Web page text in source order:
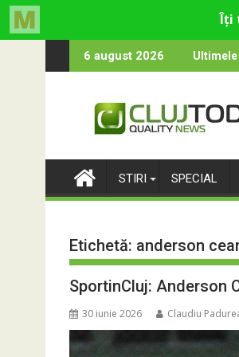
to
6 august 2026
Cine este fotbalistul cu două
STIRI SPECIAL
Etichetă: anderson
SportinCluj: Anderson
30 iunie 2026 Claudiu